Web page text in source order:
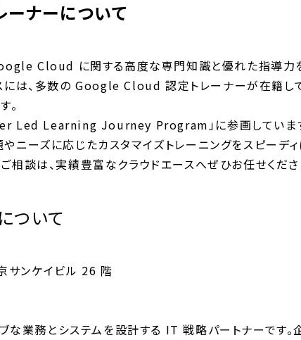
ナーについて
Cloud に関する高度な専門知識と優れた指導力
には、多数の Google Cloud 認定トレーナーが在籍し
。
Led Learning Journey Program」に参画しています
ニーズに応じたカスタマイズトレーニングをスピーデ
談は、実績豊富なクラウドエースへぜひお任せくださ
ついて
ンケイビル 26 階
な業務とシステムを設計する IT 戦略パートナーです